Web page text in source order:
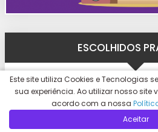
ESCOLHIDOS
10 costumes da Austrália
conhecer antes do
Este site utiliza Cookies e Tecnologias
sua experiência. Ao utilizar nosso
acordo com a nossa
Aceitar